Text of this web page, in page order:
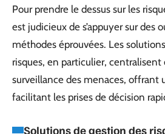
Pour prendre le dessus sur les
est judicieux de s’appuyer sur des
méthodes éprouvées. Les
risques, en particulier,
surveillance des menaces, offrant
facilitant les prises de décision
Solutions de gestion des